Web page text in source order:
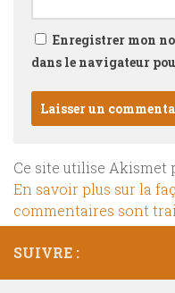
Enregistrer mon
dans le navigateur
Ce site utilise Akismet
En savoir plus sur la
commentaires sont
SUIVRE :